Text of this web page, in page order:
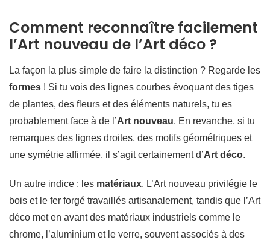
Comment reconnaître facilement
l’Art nouveau de l’Art déco ?
La façon la plus simple de faire la distinction ? Regarde les
formes ! Si tu vois des lignes courbes évoquant des tiges
de plantes, des fleurs et des éléments naturels, tu es
probablement face à de l’Art nouveau. En revanche, si tu
remarques des lignes droites, des motifs géométriques et
une symétrie affirmée, il s’agit certainement d’Art déco.
Un autre indice : les matériaux. L’Art nouveau privilégie le
bois et le fer forgé travaillés artisanalement, tandis que l’Art
déco met en avant des matériaux industriels comme le
chrome, l’aluminium et le verre, souvent associés à des